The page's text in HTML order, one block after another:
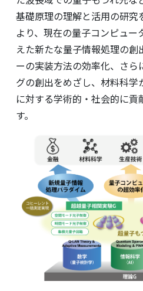
基礎原理の理解と活用の研究
より、現在の量子コンピュ
えた新たな量子情報処理の創
ーの実装方法の効率化、さ
グの創出をめざし、材料科
に対する学術的・社会的に貢
す。